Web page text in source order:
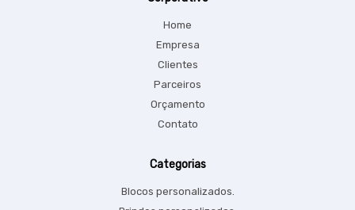
Home
Empresa
Clientes
Parceiros
Orçamento
Contato
Categorias
Blocos personalizados.